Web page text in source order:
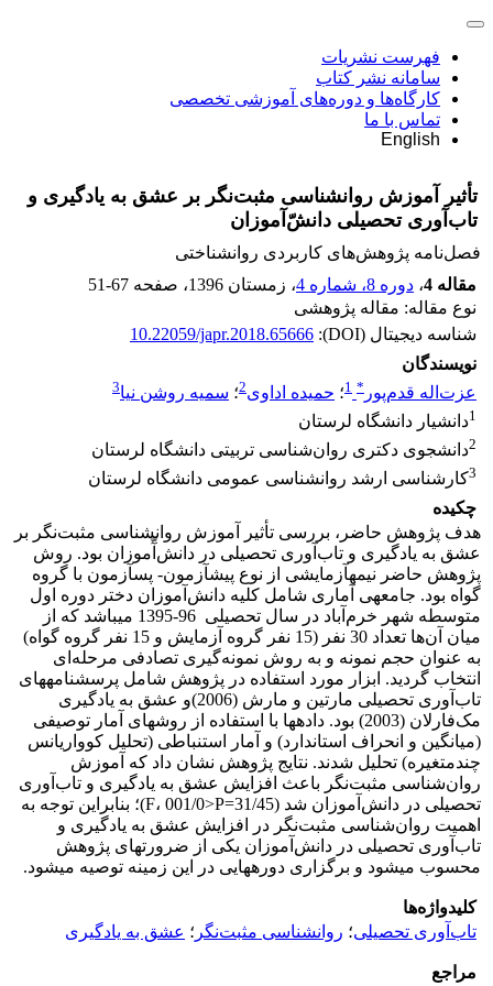
فهرست نشریات
سامانه نشر کتاب
کارگاه‌ها و دوره‌های آموزشی تخصصی
تماس با ما
English
تأثیر آموزش روانشناسی مثبت‌نگر بر عشق به یادگیری و
تاب‌آوری تحصیلی دانش‌ّآموزان
فصل‌نامه پژوهش‌های کاربردی روانشناختی
مقاله 4
، دوره 8، شماره 4 ، زمستان 1396 ، صفحه 51-67
نوع مقاله: مقاله پژوهشی
شناسه دیجیتال (DOI):
10.22059/japr.2018.65666
نویسندگان
عزت‌اله قدم‌پور *
1؛ حمیده اداوی2؛ سمیه روشن نیا3
1دانشیار دانشگاه لرستان
2دانشجوی دکتری روان‌شناسی تربیتی دانشگاه لرستان
3کارشناسی ارشد روانشناسی عمومی دانشگاه لرستان
چکیده
هدف پژوهش حاضر، بررسی تأثیر آموزش روانشناسی مثبت‌نگر بر
عشق به یادگیری و تاب‌آوری تحصیلی در دانش‌آ‌ّموزان بود. روش
پژوهش حاضر نیمه­آزمایشی از نوع پیش­آزمون- پس­آزمون با گروه
گواه بود. جامعه­ی آماری شامل کلیه دانش‌آموزان دختر دوره اول
متوسطه شهر خرم‌آباد در سال تحصیلی 96-1395 می­باشد که از
میان آن‌ها تعداد 30 نفر (15 نفر گروه آزمایش و 15 نفر گروه گواه)
به عنوان حجم نمونه و به روش نمونه‌گیری تصادفی مرحله‌ای‌
انتخاب گردید. ابزار مورد استفاده در پژوهش شامل پرسشنامه­های
تاب‌آوری تحصیلی مارتین و مارش (2006)و عشق به یادگیری
مک‌فارلان (2003) بود. داده­ها با استفاده از روش­های آمار توصیفی
(میانگین و انحراف استاندارد) و آمار استنباطی (تحلیل کوواریانس
چندمتغیره) تحلیل شدند. نتایج پژوهش نشان داد که آموزش
روان‌شناسی مثبت‌نگر باعث افزایش عشق به یادگیری و تاب‌آوری
تحصیلی در دانش‌آموزان شد (31/45=F، 001/0>P)؛ بنابراین توجه به
اهمیت روان‌شناسی مثبت‌نگر در افزایش عشق به یادگیری و
تاب‌آوری تحصیلی در دانش‌آموزان یکی از ضرورت­های پژوهش
محسوب می­­شود و برگزاری دوره­هایی در این زمینه توصیه می­­شود.
کلیدواژه‌ها
تاب‌آوری تحصیلی؛ روانشناسی مثبت‌نگر ؛ عشق به یادگیری
مراجع